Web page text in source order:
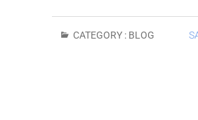
CATEGORY : BLOG